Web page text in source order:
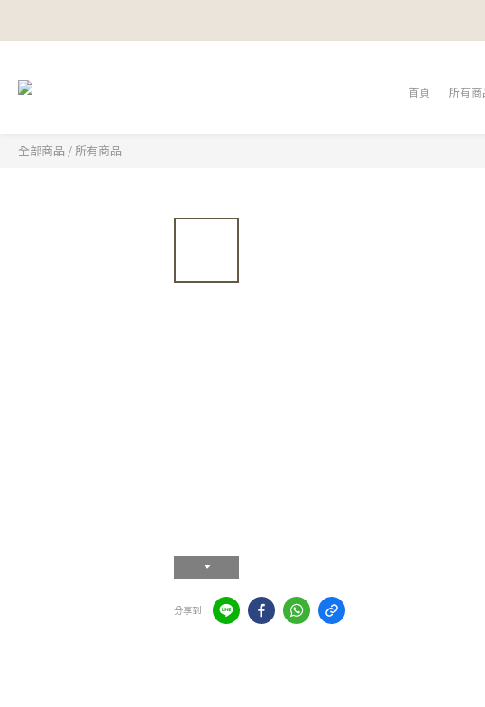
首頁 所有商
全部商品 / 所有商品
分享到